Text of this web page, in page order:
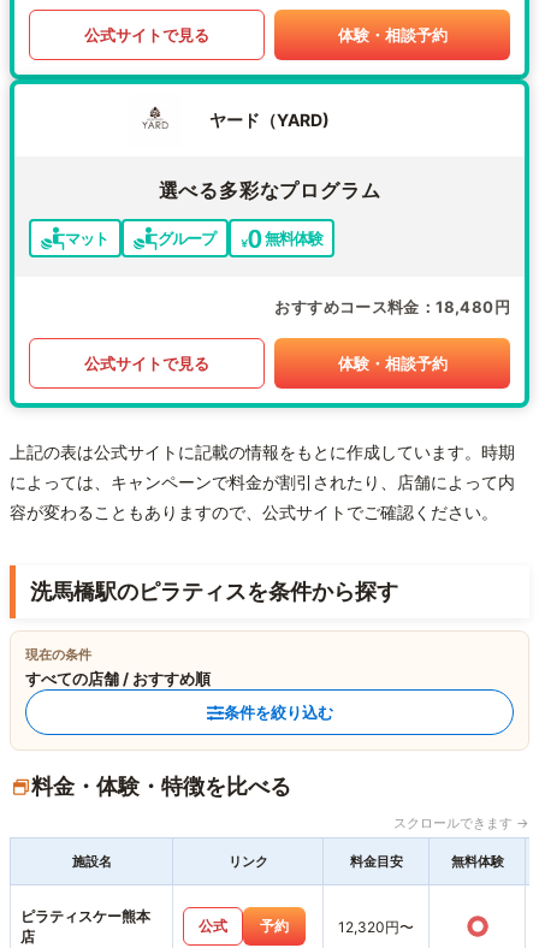
公式サイトで見る 体験・相談予約
ヤード（YARD)
選べる多彩なプログラム
マット グループ 無料体験
おすすめコース料金 18,480円
公式サイトで見る 体験・相談予約
上記の表は公式サイトに記載の情報をもとに作成しています。時期
によっては、キャンペーンで料金が割引されたり、店舗によって内
容が変わることもありますので、公式サイトでご確認ください。
洗馬橋駅のピラティスを条件から探す
現在の条件
すべての店舗 / おすすめ順
条件を絞り込む
料金・体験・特徴を比べる
スクロールできます →
施設名 リンク 料金目安 無料体験
ピラティスケー熊本
店
公式 予約 12,320円〜 ○